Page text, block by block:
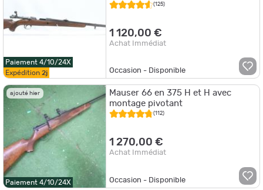
Paiement 4/10/24X
Expédition 2j
(125)
1 120,00 €
Achat Immédiat
Occasion - Disponible
ajouté hier
Paiement 4/10/24X
Mauser 66 en 375 H et H avec
montage pivotant
(112)
1 270,00 €
Achat Immédiat
Occasion - Disponible